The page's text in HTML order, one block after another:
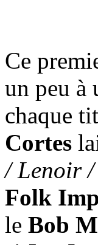
Ce
un peu à
chaque
Cortes
/ Lenoir
Folk
le Bob